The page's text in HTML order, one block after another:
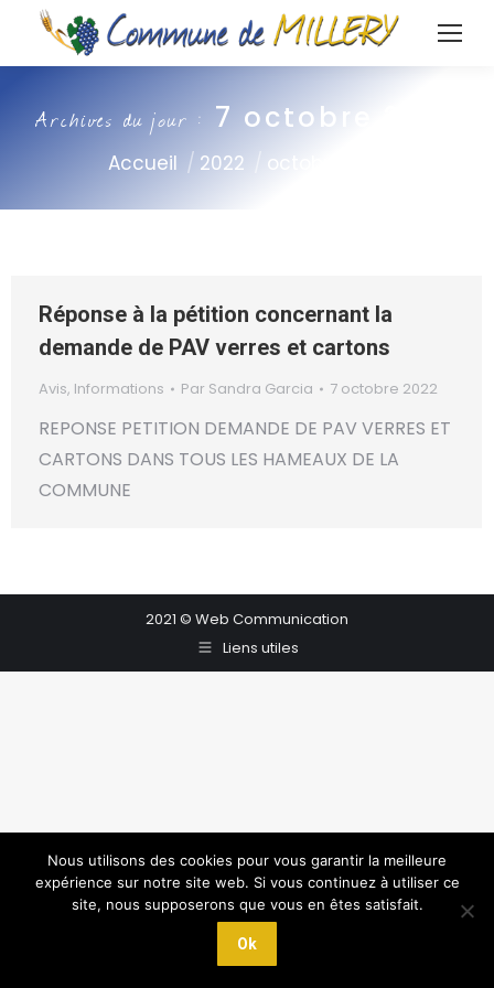
Archives du jour : 7 octobre 2022
Vous êtes ici :
Accueil 2022 octobre
Réponse à la pétition concernant la
demande de PAV verres et cartons
Avis, Informations Par Sandra Garcia 7 octobre 2022
REPONSE PETITION DEMANDE DE PAV VERRES ET
CARTONS DANS TOUS LES HAMEAUX DE LA
COMMUNE
2021 © Web Communication
Liens utiles
Nous utilisons des cookies pour vous garantir la meilleure
expérience sur notre site web. Si vous continuez à utiliser ce
site, nous supposerons que vous en êtes satisfait.
Ok